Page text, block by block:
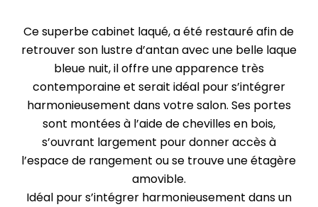
Ce superbe cabinet laqué, a été restauré afin de
retrouver son lustre d’antan avec une belle laque
bleue nuit, il offre une apparence très
contemporaine et serait idéal pour s’intégrer
harmonieusement dans votre salon. Ses portes
sont montées à l’aide de chevilles en bois,
s’ouvrant largement pour donner accès à
l’espace de rangement ou se trouve une étagère
amovible.
Idéal pour s’intégrer harmonieusement dans un